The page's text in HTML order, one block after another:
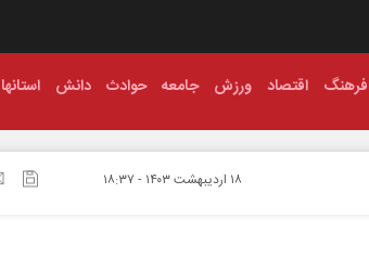
فرهنگ اقتصاد ورزش جامعه حوادث دانش استانها
۱۸ ارديبهشت ۱۴۰۳ - ۱۸:۳۷